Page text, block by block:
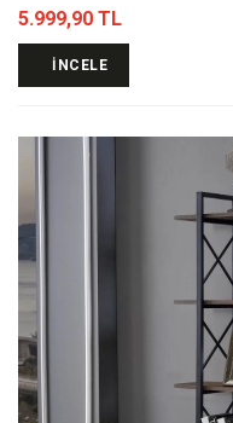
5.999,90 TL
İNCELE